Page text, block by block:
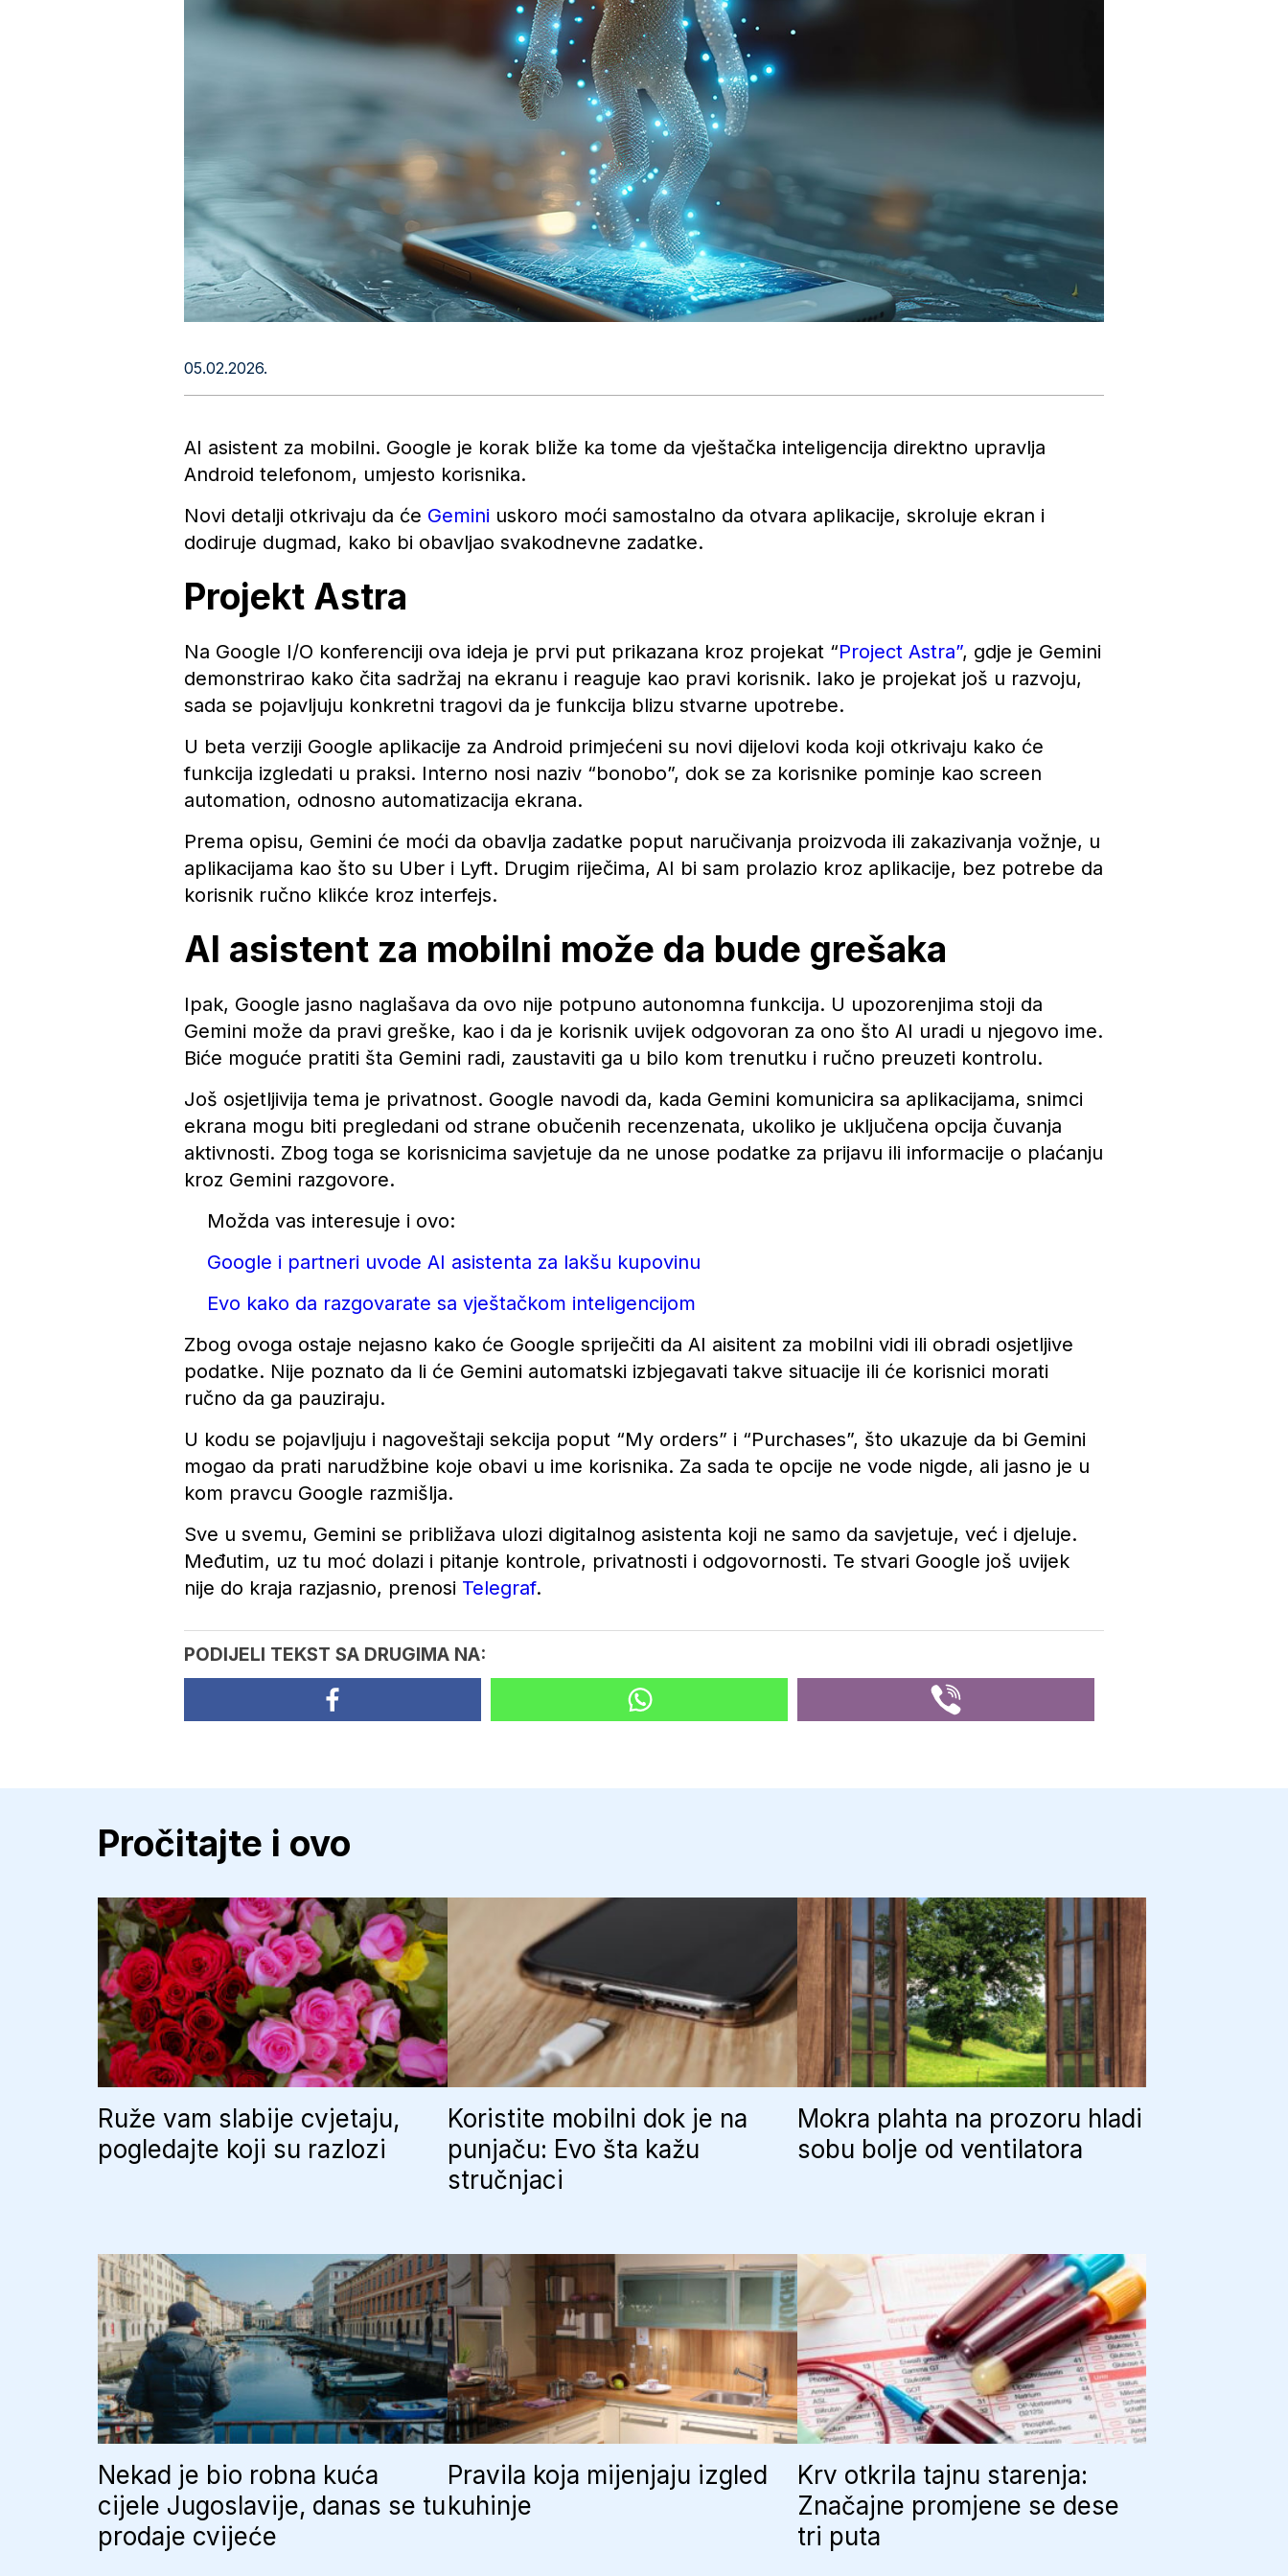
05.02.2026.
AI asistent za mobilni. Google je korak bliže ka tome da vještačka inteligencija direktno upravlja
Android telefonom, umjesto korisnika.
Novi detalji otkrivaju da će Gemini uskoro moći samostalno da otvara aplikacije, skroluje ekran i
dodiruje dugmad, kako bi obavljao svakodnevne zadatke.
Projekt Astra
Na Google I/O konferenciji ova ideja je prvi put prikazana kroz projekat “Project Astra”, gdje je Gemini
demonstrirao kako čita sadržaj na ekranu i reaguje kao pravi korisnik. Iako je projekat još u razvoju,
sada se pojavljuju konkretni tragovi da je funkcija blizu stvarne upotrebe.
U beta verziji Google aplikacije za Android primjećeni su novi dijelovi koda koji otkrivaju kako će
funkcija izgledati u praksi. Interno nosi naziv “bonobo”, dok se za korisnike pominje kao screen
automation, odnosno automatizacija ekrana.
Prema opisu, Gemini će moći da obavlja zadatke poput naručivanja proizvoda ili zakazivanja vožnje, u
aplikacijama kao što su Uber i Lyft. Drugim riječima, AI bi sam prolazio kroz aplikacije, bez potrebe da
korisnik ručno klikće kroz interfejs.
AI asistent za mobilni može da bude grešaka
Ipak, Google jasno naglašava da ovo nije potpuno autonomna funkcija. U upozorenjima stoji da
Gemini može da pravi greške, kao i da je korisnik uvijek odgovoran za ono što AI uradi u njegovo ime.
Biće moguće pratiti šta Gemini radi, zaustaviti ga u bilo kom trenutku i ručno preuzeti kontrolu.
Još osjetljivija tema je privatnost. Google navodi da, kada Gemini komunicira sa aplikacijama, snimci
ekrana mogu biti pregledani od strane obučenih recenzenata, ukoliko je uključena opcija čuvanja
aktivnosti. Zbog toga se korisnicima savjetuje da ne unose podatke za prijavu ili informacije o plaćanju
kroz Gemini razgovore.
Možda vas interesuje i ovo:
Google i partneri uvode AI asistenta za lakšu kupovinu
Evo kako da razgovarate sa vještačkom inteligencijom
Zbog ovoga ostaje nejasno kako će Google spriječiti da AI aisitent za mobilni vidi ili obradi osjetljive
podatke. Nije poznato da li će Gemini automatski izbjegavati takve situacije ili će korisnici morati
ručno da ga pauziraju.
U kodu se pojavljuju i nagoveštaji sekcija poput “My orders” i “Purchases”, što ukazuje da bi Gemini
mogao da prati narudžbine koje obavi u ime korisnika. Za sada te opcije ne vode nigde, ali jasno je u
kom pravcu Google razmišlja.
Sve u svemu, Gemini se približava ulozi digitalnog asistenta koji ne samo da savjetuje, već i djeluje.
Međutim, uz tu moć dolazi i pitanje kontrole, privatnosti i odgovornosti. Te stvari Google još uvijek
nije do kraja razjasnio, prenosi Telegraf.
PODIJELI TEKST SA DRUGIMA NA:
Pročitajte i ovo
Ruže vam slabije cvjetaju,
pogledajte koji su razlozi
Koristite mobilni dok je na
punjaču: Evo šta kažu
stručnjaci
Mokra plahta na prozoru hladi
sobu bolje od ventilatora
Nekad je bio robna kuća
cijele Jugoslavije, danas se tu
prodaje cvijeće
Pravila koja mijenjaju izgled
kuhinje
Krv otkrila tajnu starenja:
Značajne promjene se dese
tri puta